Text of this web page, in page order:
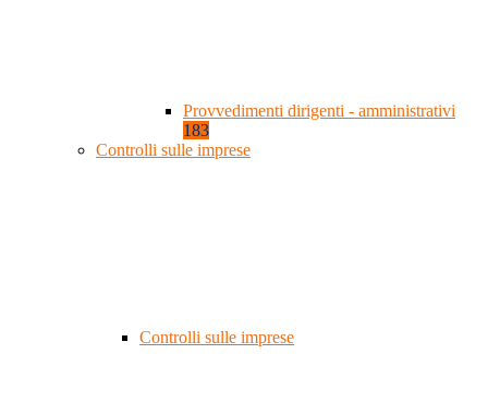
Provvedimenti dirigenti - amministrativi
183
Controlli sulle imprese
Controlli sulle imprese